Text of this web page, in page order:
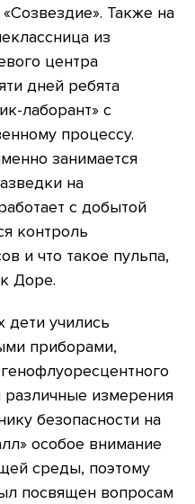
Также на
из
центра
дней ребята
лаборант» с
процессу.
занимается
на
с добытой
контроль
и что такое пульпа,
Доре.
дети учились
приборами,
измерения
безопасности на
особое внимание
среды, поэтому
посвящен вопросам